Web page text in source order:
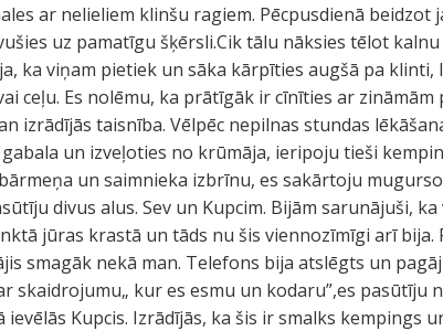
ar nelieliem klinšu ragiem. Pēcpusdienā
uz pamatīgu šķērsli.Cik tālu nāksies tēlot
ka viņam pietiek un sāka kārpīties augšā pa
ceļu. Es nolēmu, ka prātīgāk ir cīnīties ar
izrādījās taisnība. Vēlpēc nepilnas stundas
un izveļoties no krūmāja, ieripoju tieši
un saimnieka izbrīnu, es sakārtoju
divus alus. Sev un Kupcim. Bijām sarunājuši,
jūras krastā un tāds nu šis viennozīmīgi arī bija.
smagāk nekā man. Telefons bija atslēgts un
skaidrojumu„ kur es esmu un kodaru”,es pasūtīju
Kupcis. Izrādījās, ka šis ir smalks kempings